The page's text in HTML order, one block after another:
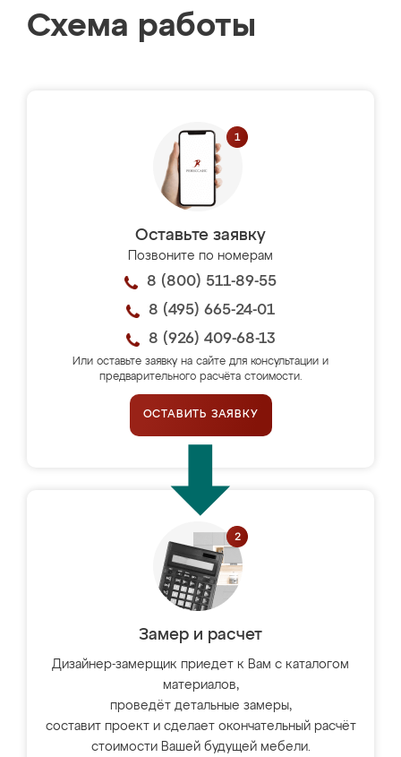
Схема работы
Оставьте заявку
Позвоните по номерам
8 (800) 511-89-55
8 (495) 665-24-01
8 (926) 409-68-13
Или оставьте заявку на сайте для консультации и
предварительного расчёта стоимости.
ОСТАВИТЬ ЗАЯВКУ
Замер и расчет
Дизайнер-замерщик приедет к Вам с каталогом
материалов,
проведёт детальные замеры,
составит проект и сделает окончательный расчёт
стоимости Вашей будущей мебели.